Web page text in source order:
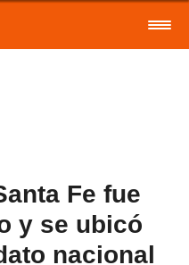
Fe fue
y se ubicó
nacional